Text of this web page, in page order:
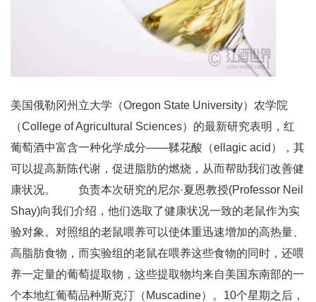
美国俄勒冈州立大学（Oregon State University）农学院
（College of Agricultural Sciences）的最新研究表明，红
葡萄酒中富含一种化学成分——鞣花酸（ellagic acid），其
可以提高新陈代谢，促进脂肪的燃烧，从而帮助我们改善健
康状况。 负责本次研究的尼尔·夏恩教授(Professor Neil
Shay)向我们介绍，他们选取了健康状况一致的老鼠作为实
验对象。对照组的老鼠喂养可以使体重迅速增加的高热量、
高脂肪食物，而实验组的老鼠在喂养这些食物的同时，还喂
养一定量的葡萄提取物，这些提取物均来自美国东南部的一
个本地红葡萄品种斯克汀（Muscadine）。10个星期之后，